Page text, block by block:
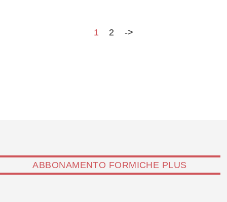
1 2 ->
ABBONAMENTO FORMICHE PLUS